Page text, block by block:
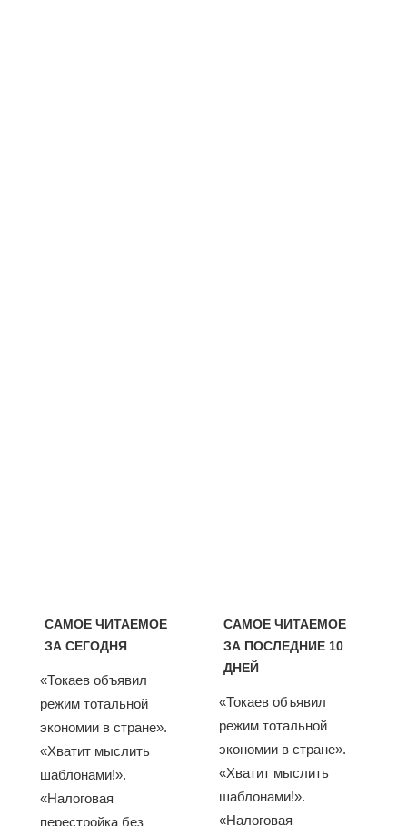
САМОЕ ЧИТАЕМОЕ
ЗА СЕГОДНЯ
«Токаев объявил
режим тотальной
экономии в стране».
«Хватит мыслить
шаблонами!».
«Налоговая
перестройка без
САМОЕ ЧИТАЕМОЕ
ЗА ПОСЛЕДНИЕ 10
ДНЕЙ
«Токаев объявил
режим тотальной
экономии в стране».
«Хватит мыслить
шаблонами!».
«Налоговая